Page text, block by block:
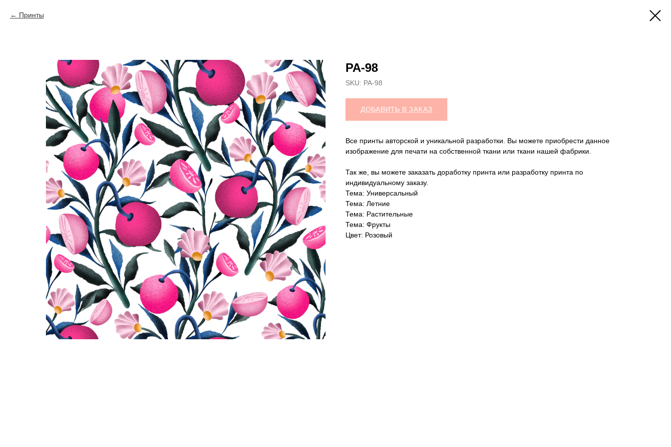
Принты
РА-98
SKU: РА-98
ДОБАВИТЬ В ЗАКАЗ
Все принты авторской и уникальной разработки. Вы можете приобрести данное
изображение для печати на собственной ткани или ткани нашей фабрики.
Так же, вы можете заказать доработку принта или разработку принта по
индивидуальному заказу.
Тема: Универсальный
Тема: Летние
Тема: Растительные
Тема: Фрукты
Цвет: Розовый